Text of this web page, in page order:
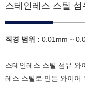
스테인레스 스틸 섬
직경 범위 : 0.01mm ~
스테인레스 스틸 섬유 와
레스 스틸로 만든 와이어